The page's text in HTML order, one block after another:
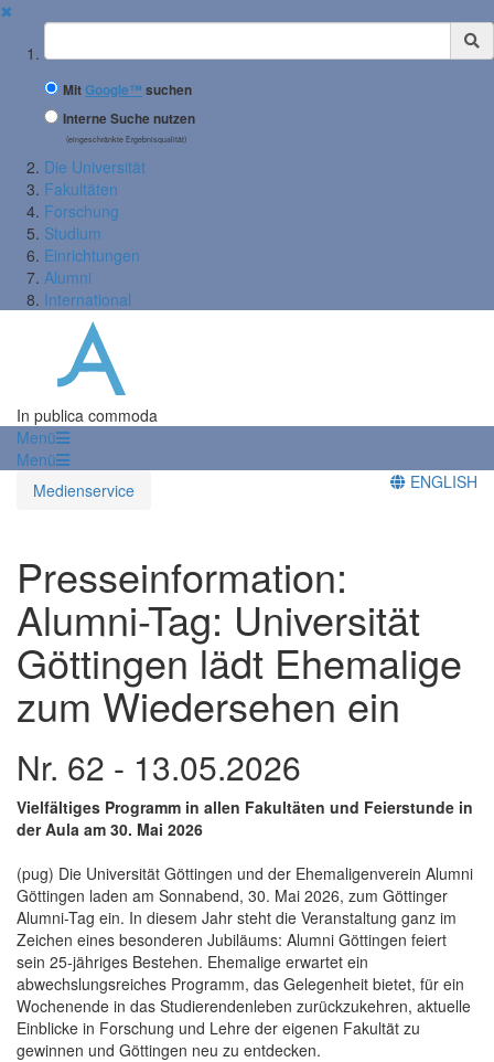
✖
Suchbegriff
MitGoogle™ suchen
Interne Suche nutzen
(eingeschränkte Ergebnisqualität)
Die Universität
Fakultäten
Forschung
Studium
Einrichtungen
Alumni
International
In publica commoda
Menü
Menü
Medienservice
ENGLISH
Presseinformation:
Alumni-Tag: Universität
Göttingen lädt Ehemalige
zum Wiedersehen ein
Nr. 62 - 13.05.2026
Vielfältiges Programm in allen Fakultäten und Feierstunde in
der Aula am 30. Mai 2026
(pug) Die Universität Göttingen und der Ehemaligenverein Alumni
Göttingen laden am Sonnabend, 30. Mai 2026, zum Göttinger
Alumni-Tag ein. In diesem Jahr steht die Veranstaltung ganz im
Zeichen eines besonderen Jubiläums: Alumni Göttingen feiert
sein 25-jähriges Bestehen. Ehemalige erwartet ein
abwechslungsreiches Programm, das Gelegenheit bietet, für ein
Wochenende in das Studierendenleben zurückzukehren, aktuelle
Einblicke in Forschung und Lehre der eigenen Fakultät zu
gewinnen und Göttingen neu zu entdecken.